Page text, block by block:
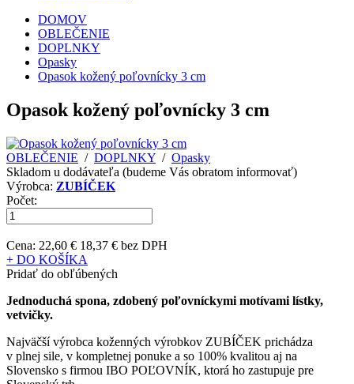
DOMOV
OBLEČENIE
DOPLNKY
Opasky
Opasok kožený poľovnícky 3 cm
Opasok kožený poľovnícky 3 cm
OBLEČENIE / DOPLNKY / Opasky
Skladom u dodávateľa (budeme Vás obratom informovať)
Výrobca: ZUBÍČEK
Počet:
Cena: 22,60 € 18,37 € bez DPH
+ DO KOŠÍKA
Pridať do obľúbených
Jednoduchá spona, zdobený poľovníckymi motívami lístky,
vetvičky.
Najväčší výrobca koženných výrobkov ZUBÍČEK prichádza
v plnej sile, v kompletnej ponuke a so 100% kvalitou aj na
Slovensko s firmou IBO POĽOVNÍK, ktorá ho zastupuje pre